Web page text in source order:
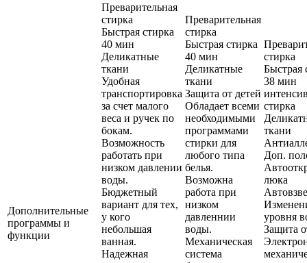
Дополнительные
программы и
функции
Преварительная
стирка
Быстрая стирка
40 мин
Деликатные
ткани
Удобная
транспортировка
за счет малого
веса и ручек по
бокам.
Возможность
работать при
низком давлении
воды.
Бюджетный
вариант для тех,
у кого
небольшая
ванная.
Надежная
Преварительная
стирка
Быстрая стирка
40 мин
Деликатные
ткани
Защита от детей
Обладает всеми
необходимыми
программами
стирки для
любого типа
белья.
Возможна
работа при
низком
давленнии
воды.
Механическая
система
стирка
Быстрая
38 мин
стирка
ткани
Доп.
люка
уровня
Защита